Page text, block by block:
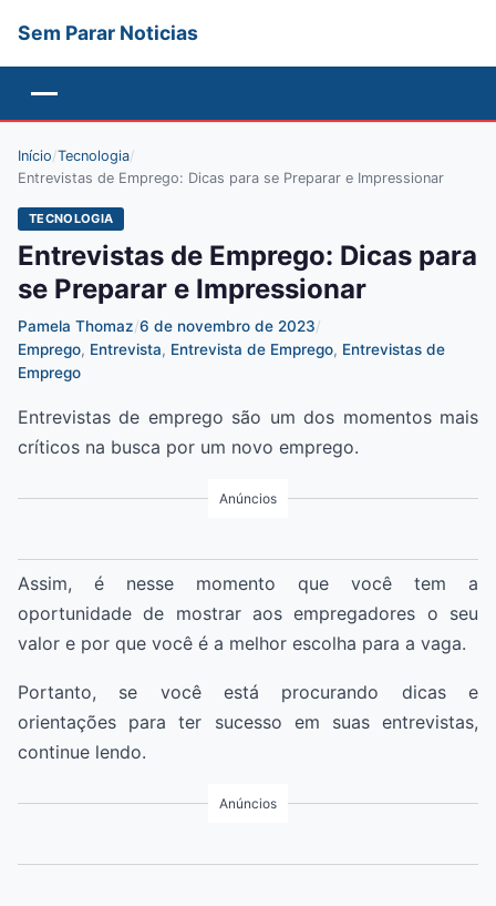
Sem Parar Noticias
Início/Tecnologia/
Entrevistas de Emprego: Dicas para se Preparar e Impressionar
TECNOLOGIA
Entrevistas de Emprego: Dicas para
se Preparar e Impressionar
Pamela Thomaz/6 de novembro de 2023/
Emprego, Entrevista, Entrevista de Emprego, Entrevistas de
Emprego
Entrevistas de emprego são um dos momentos mais
críticos na busca por um novo emprego.
Anúncios
Assim, é nesse momento que você tem a
oportunidade de mostrar aos empregadores o seu
valor e por que você é a melhor escolha para a vaga.
Portanto, se você está procurando dicas e
orientações para ter sucesso em suas entrevistas,
continue lendo.
Anúncios